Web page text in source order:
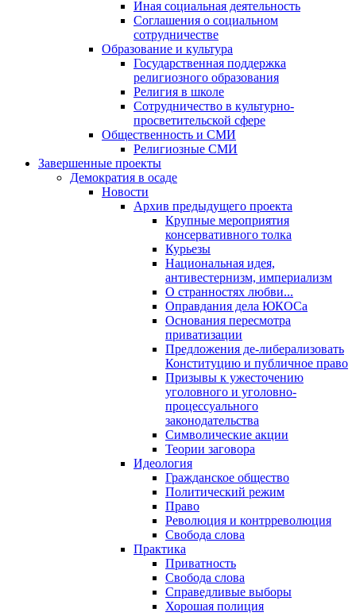
Иная социальная деятельность
Соглашения о социальном
сотрудничестве
Образование и культура
Государственная поддержка
религиозного образования
Религия в школе
Сотрудничество в культурно-
просветительской сфере
Общественность и СМИ
Религиозные СМИ
Завершенные проекты
Демократия в осаде
Новости
Архив предыдущего проекта
Крупные мероприятия
консервативного толка
Курьезы
Национальная идея,
антивестернизм, империализм
О странностях любви...
Оправдания дела ЮКОСа
Основания пересмотра
приватизации
Предложения де-либерализовать
Конституцию и публичное право
Призывы к ужесточению
уголовного и уголовно-
процессуального
законодательства
Символические акции
Теории заговора
Идеология
Гражданское общество
Политический режим
Право
Революция и контрреволюция
Свобода слова
Практика
Приватность
Свобода слова
Справедливые выборы
Хорошая полиция